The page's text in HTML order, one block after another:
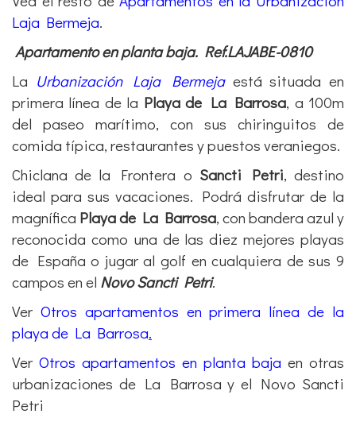
La Urbanización Laja Bermeja
primera línea de la
del paseo marítimo, con sus chiringuitos de
comida típica, restaurantes y puestos veraniegos.
Chiclana de la Frontera oSancti Petri, destino
ideal para sus vacaciones. Podrá disfrutar de la
magníficaPlaya de La Barrosa, con bandera azul y
reconocida como una de las diez mejores playas
de España o jugar al golf en cualquiera de sus 9
campos en elNovo Sancti Petri.
Ver Otros apartamentos en primera línea de la
playa de La Barrosa.
Otros apartamentos en planta baja
urbanizaciones de La Barrosa y el Novo Sancti
Petri